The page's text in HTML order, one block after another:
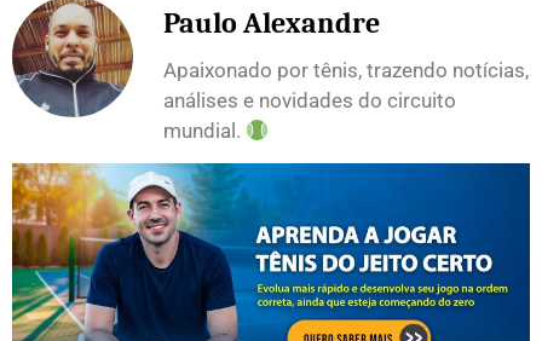
Paulo Alexandre
Apaixonado por tênis, trazendo notícias,
análises e novidades do circuito
mundial.